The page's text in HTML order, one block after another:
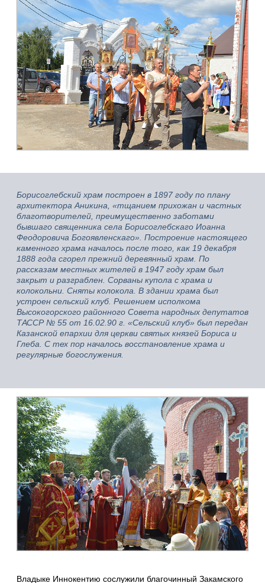
Борисоглебский храм построен в 1897 году по плану
архитектора Аникина, «тщанием прихожан и частных
благотворителей, преимущественно заботами
бывшаго священника села Борисоглебскаго Иоанна
Феодоровича Богоявленскаго». Построение настоящего
каменного храма началось после того, как 19 декабря
1888 года сгорел прежний деревянный храм. По
рассказам местных жителей в 1947 году храм был
закрыт и разграблен. Сорваны купола с храма и
колокольни. Сняты колокола. В здании храма был
устроен сельский клуб. Решением исполкома
Высокогорского районного Совета народных депутатов
ТАССР № 55 от 16.02.90 г. «Сельский клуб» был передан
Казанской епархии для церкви святых князей Бориса и
Глеба. С тех пор началось восстановление храма и
регулярные богослужения.
Владыке Иннокентию сослужили благочинный Закамского